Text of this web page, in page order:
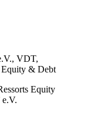
Equity